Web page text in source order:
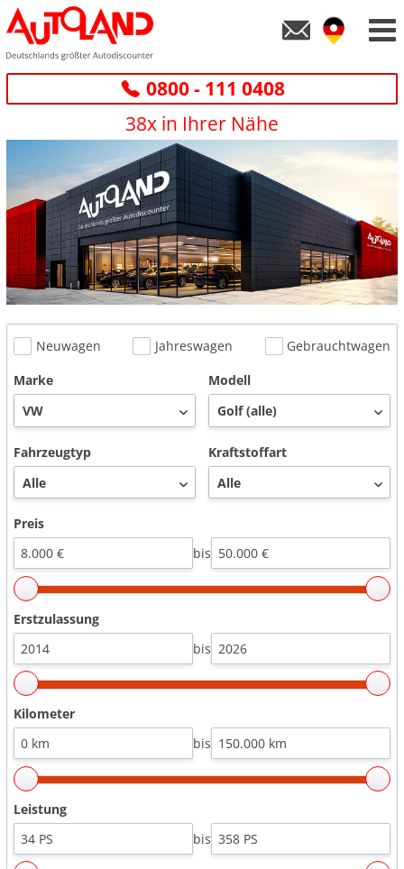
0800 - 111 0408
38x in Ihrer Nähe
Neuwagen Jahreswagen
Gebrauchtwagen
Marke
Modell
Fahrzeugtyp Kraftstoffart
Preis
bis
Erstzulassung
bis
Kilometer
bis
Leistung
bis